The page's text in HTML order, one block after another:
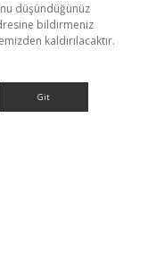
düşündüğünüz
bildirmeniz
kaldırılacaktır.